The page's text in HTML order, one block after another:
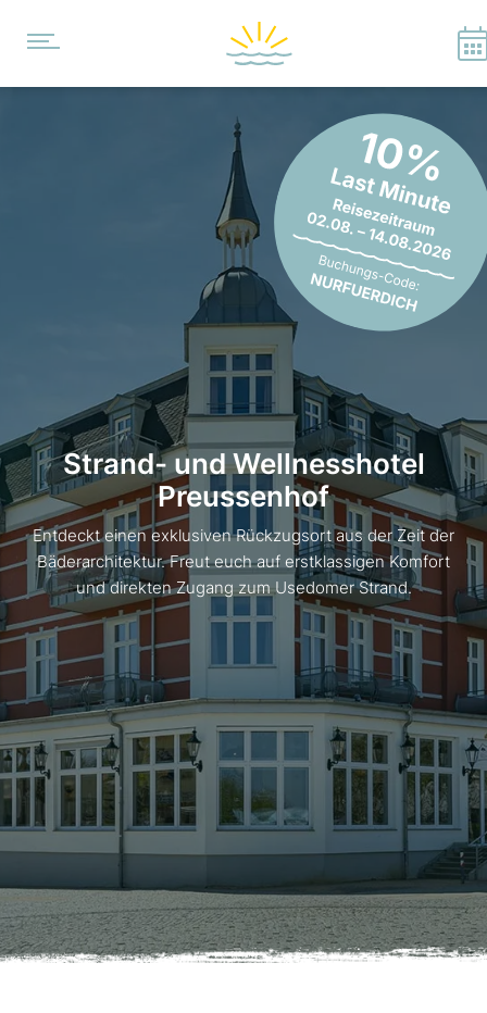
Strand- und Wellnesshotel
Preussenhof
Entdeckt einen exklusiven Rückzugsort aus der Zeit der
Bäderarchitektur. Freut euch auf erstklassigen Komfort
und direkten Zugang zum Usedomer Strand.